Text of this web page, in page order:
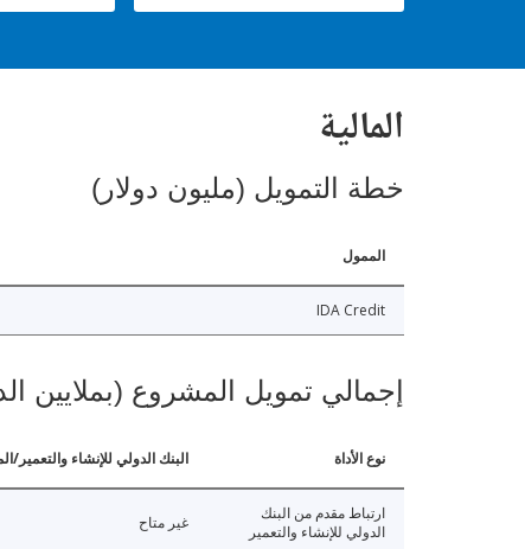
المالية
خطة التمويل (مليون دولار)
الممول
IDA Credit
إجمالي تمويل المشروع (بملايين
نوع الأداة البنك الدولي للإنشاء والتعمير/
ارتباط مقدم من البنك
الدولي للإنشاء والتعمير
غير متاح